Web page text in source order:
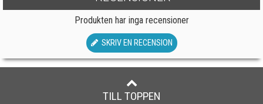
Produkten har inga recensioner
SKRIV EN RECENSION
TILL TOPPEN